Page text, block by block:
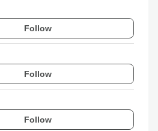
Follow
Follow
Follow